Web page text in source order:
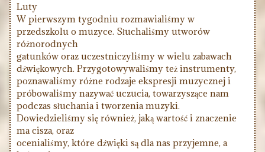
Luty
W pierwszym tygodniu rozmawialiśmy w
przedszkolu o muzyce. Słuchaliśmy utworów
różnorodnych
gatunków oraz uczestniczyliśmy w wielu zabawach
dźwiękowych. Przygotowywaliśmy też instrumenty,
poznawaliśmy różne rodzaje ekspresji muzycznej i
próbowaliśmy nazywać uczucia, towarzyszące nam
podczas słuchania i tworzenia muzyki.
Dowiedzieliśmy się również, jaką wartość i znaczenie
ma cisza, oraz
ocenialiśmy, które dźwięki są dla nas przyjemne, a